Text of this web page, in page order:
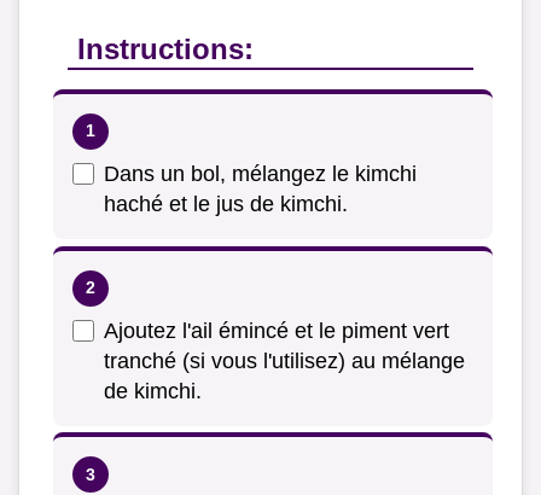
Instructions:
Dans un bol, mélangez le kimchi
haché et le jus de kimchi.
Ajoutez l'ail émincé et le piment vert
tranché (si vous l'utilisez) au mélange
de kimchi.